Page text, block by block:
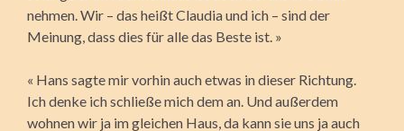
nehmen. Wir – das heißt Claudia und ich – sind der
Meinung, dass dies für alle das Beste ist. »
« Hans sagte mir vorhin auch etwas in dieser Richtung.
Ich denke ich schließe mich dem an. Und außerdem
wohnen wir ja im gleichen Haus, da kann sie uns ja auch